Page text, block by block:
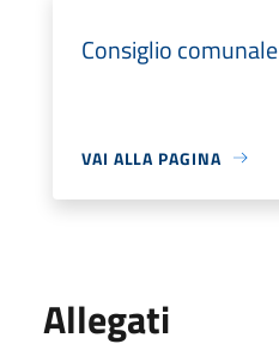
Consiglio comunale
VAI ALLA PAGINA
Allegati